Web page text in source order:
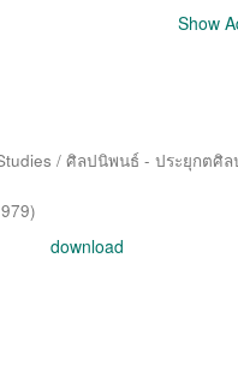
Show
/ ศิลปนิพนธ์ - ประยุกตศิ
)
download